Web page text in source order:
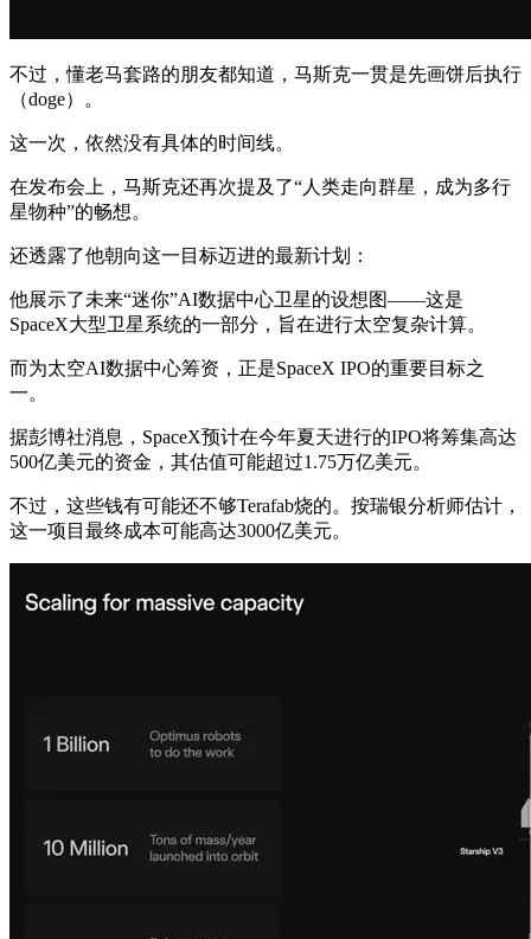
不过，懂老马套路的朋友都知道，马斯克一贯是先画饼后执行
（doge）。
这一次，依然没有具体的时间线。
在发布会上，马斯克还再次提及了“人类走向群星，成为多行
星物种”的畅想。
还透露了他朝向这一目标迈进的最新计划：
他展示了未来“迷你”AI数据中心卫星的设想图——这是
SpaceX大型卫星系统的一部分，旨在进行太空复杂计算。
而为太空AI数据中心筹资，正是SpaceX IPO的重要目标之
一。
据彭博社消息，SpaceX预计在今年夏天进行的IPO将筹集高达
500亿美元的资金，其估值可能超过1.75万亿美元。
不过，这些钱有可能还不够Terafab烧的。按瑞银分析师估计，
这一项目最终成本可能高达3000亿美元。